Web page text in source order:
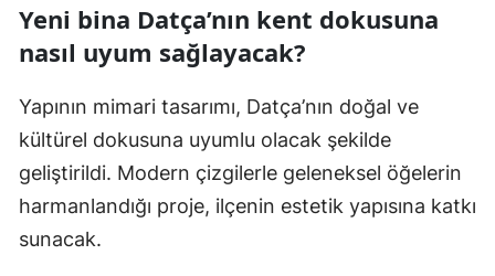
Yeni bina Datça’nın kent dokusuna
nasıl uyum sağlayacak?
Yapının mimari tasarımı, Datça’nın doğal ve
kültürel dokusuna uyumlu olacak şekilde
geliştirildi. Modern çizgilerle geleneksel öğelerin
harmanlandığı proje, ilçenin estetik yapısına katkı
sunacak.